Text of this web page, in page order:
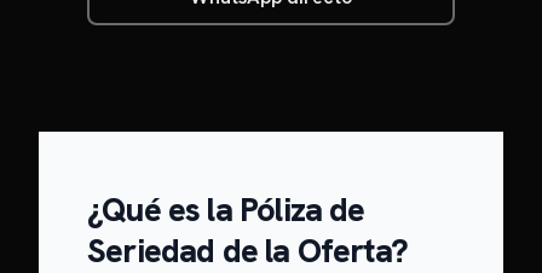
¿Qué es la Póliza de
Seriedad de la Oferta?